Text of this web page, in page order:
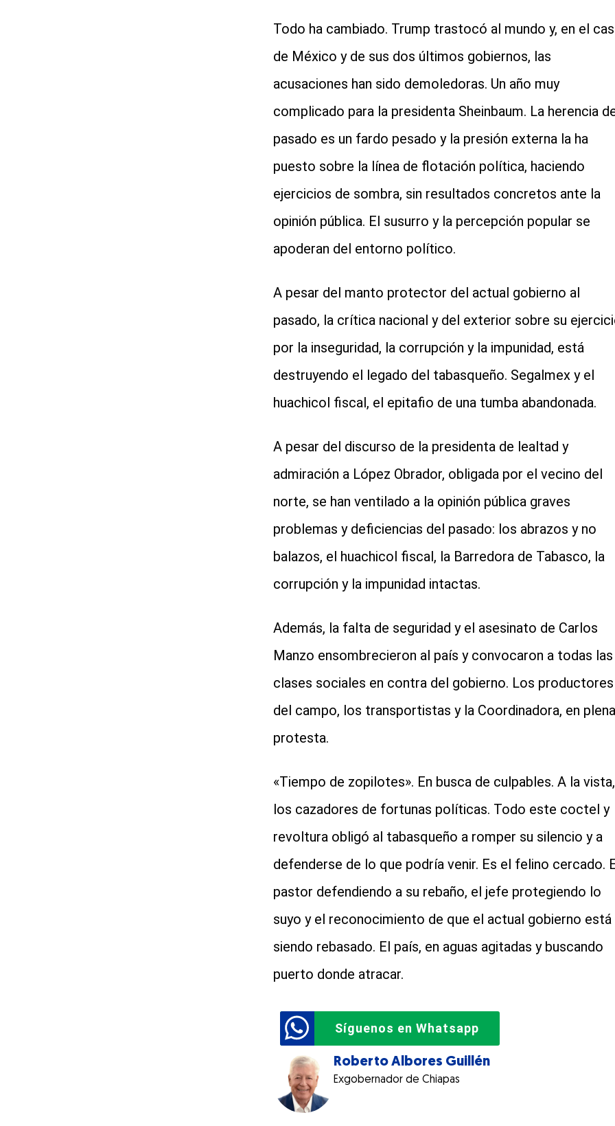
Todo ha cambiado. Trump trastocó al mundo y, en el
de México y de sus dos últimos gobiernos, las
acusaciones han sido demoledoras. Un año muy
complicado para la presidenta Sheinbaum. La herencia
pasado es un fardo pesado y la presión externa la ha
puesto sobre la línea de flotación política, haciendo
ejercicios de sombra, sin resultados concretos ante la
opinión pública. El susurro y la percepción popular se
apoderan del entorno político.
A pesar del manto protector del actual gobierno al
pasado, la crítica nacional y del exterior sobre su
por la inseguridad, la corrupción y la impunidad, está
destruyendo el legado del tabasqueño. Segalmex y el
huachicol fiscal, el epitafio de una tumba abandonada.
A pesar del discurso de la presidenta de lealtad y
admiración a López Obrador, obligada por el vecino del
norte, se han ventilado a la opinión pública graves
problemas y deficiencias del pasado: los abrazos y no
balazos, el huachicol fiscal, la Barredora de Tabasco, la
corrupción y la impunidad intactas.
Además, la falta de seguridad y el asesinato de Carlos
Manzo ensombrecieron al país y convocaron a todas las
clases sociales en contra del gobierno. Los productores
del campo, los transportistas y la Coordinadora, en plena
protesta.
«Tiempo de zopilotes». En busca de culpables. A la vista,
los cazadores de fortunas políticas. Todo este coctel y
revoltura obligó al tabasqueño a romper su silencio y a
defenderse de lo que podría venir. Es el felino cercado.
pastor defendiendo a su rebaño, el jefe protegiendo lo
suyo y el reconocimiento de que el actual gobierno está
siendo rebasado. El país, en aguas agitadas y buscando
puerto donde atracar.
Síguenos en Whatsapp
Roberto Albores Guillén
Exgobernador de Chiapas